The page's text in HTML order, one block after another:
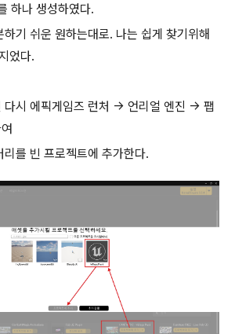
하나 생성하였다.
기 쉬운 원하는대로. 나는 쉽게 찾기위해
었다.
다시 에픽게임즈 런처 -> 언리얼 엔진 -> 팹
를 빈 프로젝트에 추가한다.